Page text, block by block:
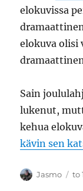
elokuvissa
elokuva olisi
Sain
lukenut,
kehua
kävin sen
Kirjoittaja
Jasmo to